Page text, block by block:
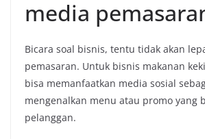
media
Bicara soal bisnis, tentu tidak akan
pemasaran. Untuk bisnis makanan
bisa memanfaatkan media sosial
mengenalkan menu atau promo yang
pelanggan.